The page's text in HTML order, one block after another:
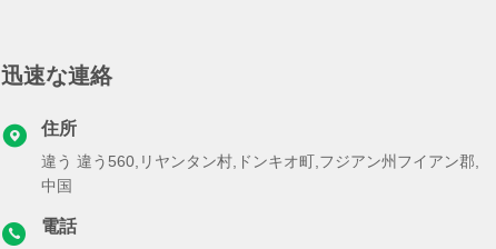
迅速な連絡
住所
違う 違う560,リヤンタン村,ドンキオ町,フジアン州フイアン郡,
中国
電話